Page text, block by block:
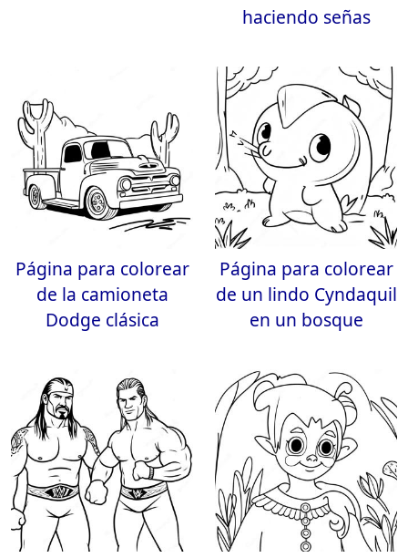
haciendo señas
Página para colorear
de la camioneta
Dodge clásica
Página para colorear
de un lindo Cyndaquil
en un bosque